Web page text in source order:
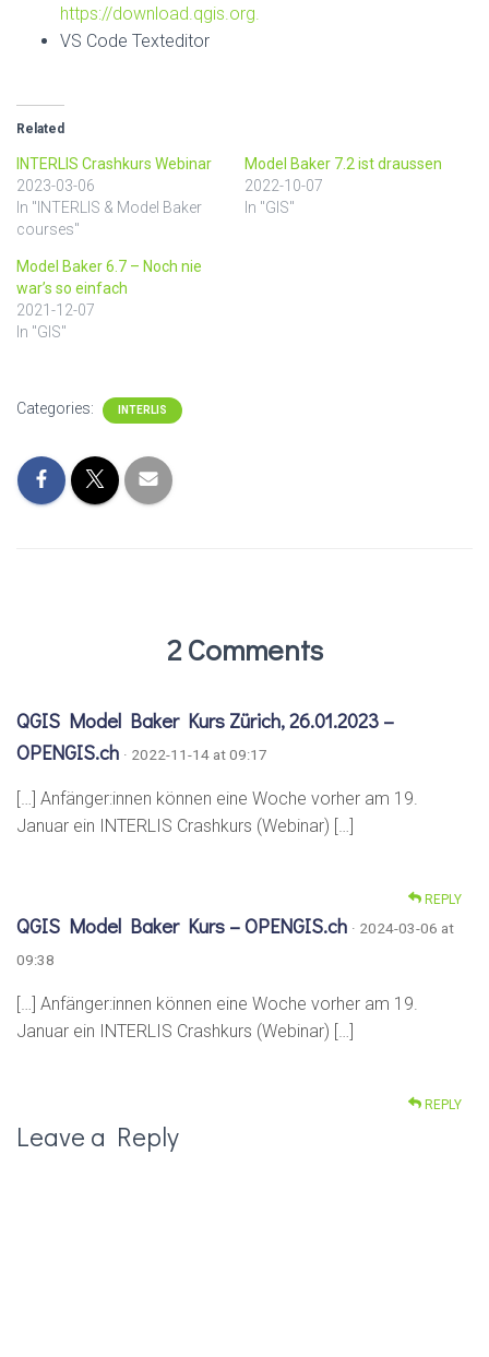
https://download.qgis.org.
VS Code Texteditor
Related
INTERLIS Crashkurs Webinar
2023-03-06
In "INTERLIS & Model Baker
courses"
Model Baker 7.2 ist draussen
2022-10-07
In "GIS"
Model Baker 6.7 – Noch nie
war’s so einfach
2021-12-07
In "GIS"
Categories: INTERLIS
2 Comments
QGIS Model Baker Kurs Zürich, 26.01.2023 –
OPENGIS.ch · 2022-11-14 at 09:17
[…] Anfänger:innen können eine Woche vorher am 19.
Januar ein INTERLIS Crashkurs (Webinar) […]
REPLY
QGIS Model Baker Kurs – OPENGIS.ch · 2024-03-06 at
09:38
[…] Anfänger:innen können eine Woche vorher am 19.
Januar ein INTERLIS Crashkurs (Webinar) […]
REPLY
Leave a Reply